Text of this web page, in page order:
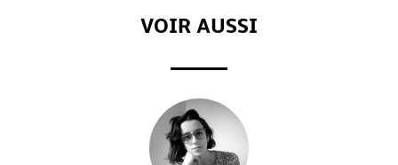
VOIR AUSSI